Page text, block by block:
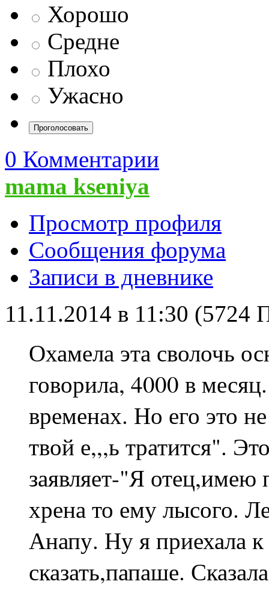
Хорошо
Средне
Плохо
Ужасно
0 Комментарии
mama kseniya
Просмотр профиля
Сообщения форума
Записи в дневнике
11.11.2014 в 11:30 (5724
Охамела эта сволочь
говорила, 4000 в
временах. Но его это
твой е,,,ь тратится".
заявляет-"Я
хрена то ему лысого.
Анапу. Ну я приехала к
сказать,папаше.